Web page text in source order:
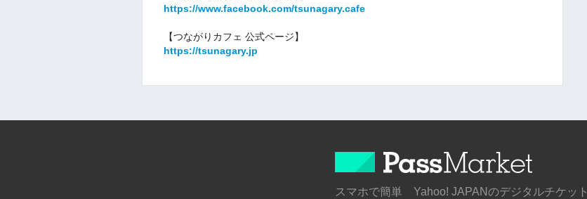
https://www.facebook.com/tsunagary.cafe
【つながりカフェ 公式ページ】
https://tsunagary.jp
スマホで簡単 Yahoo! JAPANのデジタルチケット